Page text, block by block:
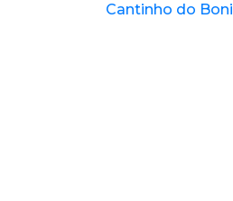
Cantinho do Boni